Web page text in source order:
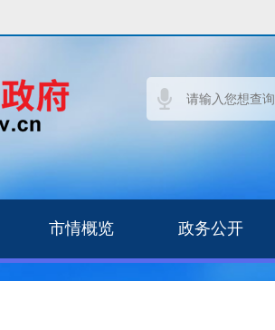
市情概览 政务公开